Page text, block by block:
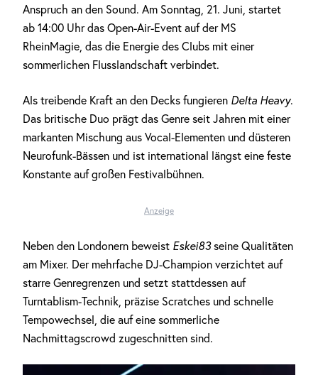
Anspruch an den Sound. Am Sonntag, 21. Juni, startet
ab 14:00 Uhr das Open-Air-Event auf der MS
RheinMagie, das die Energie des Clubs mit einer
sommerlichen Flusslandschaft verbindet.
Als treibende Kraft an den Decks fungieren Delta Heavy.
Das britische Duo prägt das Genre seit Jahren mit einer
markanten Mischung aus Vocal-Elementen und düsteren
Neurofunk-Bässen und ist international längst eine feste
Konstante auf großen Festivalbühnen.
Anzeige
Neben den Londonern beweist Eskei83seine Qualitäten
am Mixer. Der mehrfache DJ-Champion verzichtet auf
starre Genregrenzen und setzt stattdessen auf
Turntablism-Technik, präzise Scratches und schnelle
Tempowechsel, die auf eine sommerliche
Nachmittagscrowd zugeschnitten sind.